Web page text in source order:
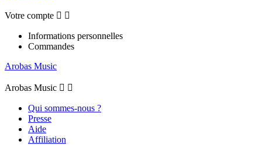
Votre compte  
Informations personnelles
Commandes
Arobas Music
Arobas Music  
Qui sommes-nous ?
Presse
Aide
Affiliation